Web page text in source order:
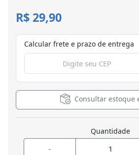
R$ 29,90
Calcular frete e prazo de entrega
Consultar estoque
Quantidade
-